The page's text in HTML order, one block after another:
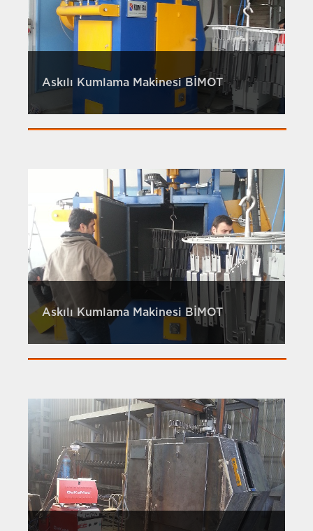
Askılı Kumlama Makinesi BİMOT
Askılı Kumlama Makinesi BİMOT